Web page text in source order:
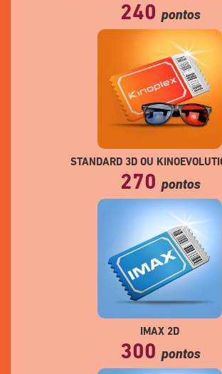
240 pontos
STANDARD 3D OU
270 pontos
IMAX 2D
300 pontos